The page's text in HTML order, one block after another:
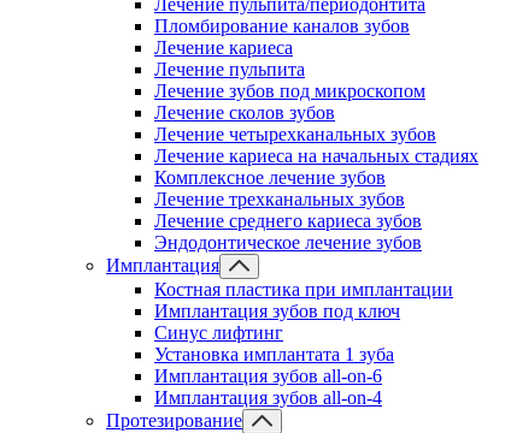
Лечение пульпита/периодонтита
Пломбирование каналов зубов
Лечение кариеса
Лечение пульпита
Лечение зубов под микроскопом
Лечение сколов зубов
Лечение четырехканальных зубов
Лечение кариеса на начальных стадиях
Комплексное лечение зубов
Лечение трехканальных зубов
Лечение среднего кариеса зубов
Эндодонтическое лечение зубов
Имплантация
Костная пластика при имплантации
Имплантация зубов под ключ
Синус лифтинг
Установка имплантата 1 зуба
Имплантация зубов all-on-6
Имплантация зубов all-on-4
Протезирование